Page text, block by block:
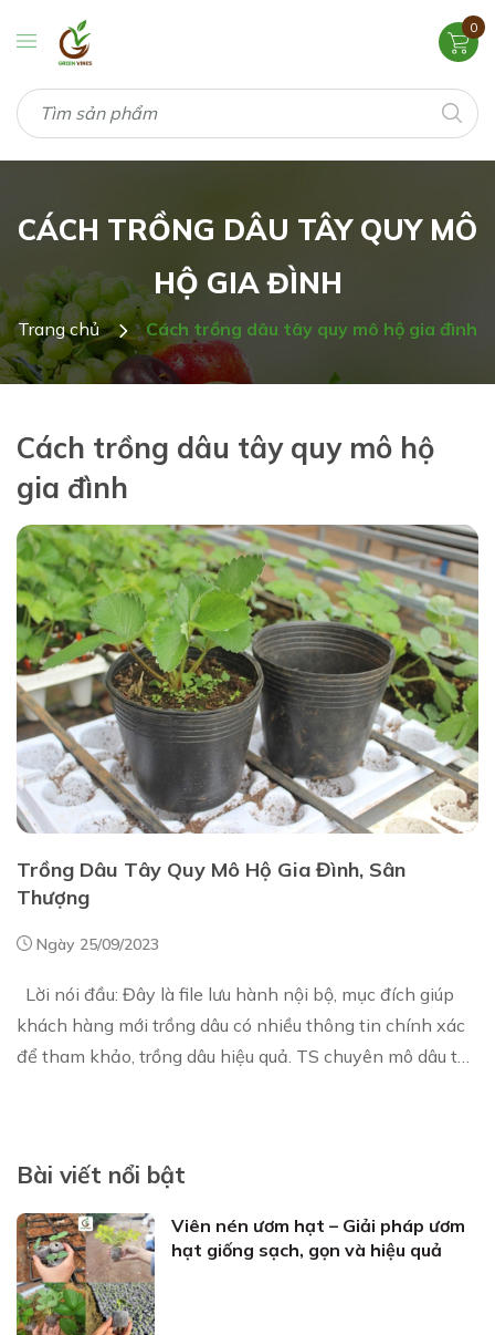
0
CÁCH TRỒNG DÂU TÂY QUY MÔ
HỘ GIA ĐÌNH
Trang chủ Cách trồng dâu tây quy mô hộ gia đình
Cách trồng dâu tây quy mô hộ
gia đình
Trồng Dâu Tây Quy Mô Hộ Gia Đình, Sân
Thượng
Ngày 25/09/2023
khách hàng mới trồng dâu có nhiều thông tin chính xác
để tham khảo, trồng dâu hiệu quả. TS chuyên mô dâu tây
Bài viết nổi bật
Viên nén ươm hạt – Giải pháp ươm
hạt giống sạch, gọn và hiệu quả